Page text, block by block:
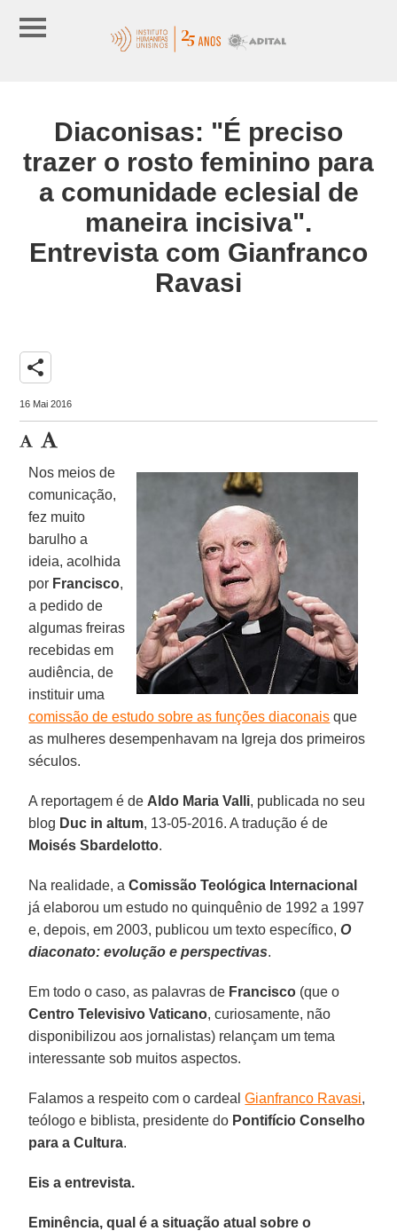
Diaconisas: "É preciso
trazer o rosto feminino para
a comunidade eclesial de
maneira incisiva".
Entrevista com Gianfranco
Ravasi
share
16 Mai 2016
Nos meios de
comunicação,
fez muito
barulho a
ideia, acolhida
por Francisco,
a pedido de
algumas freiras
recebidas em
audiência, de
instituir uma
comissão de estudo sobre as funções diaconais que
as mulheres desempenhavam na Igreja dos primeiros
séculos.
A reportagem é de Aldo Maria Valli, publicada no seu
blog Duc in altum, 13-05-2016. A tradução é de
Moisés Sbardelotto.
Na realidade, aComissão Teológica Internacional
já elaborou um estudo no quinquênio de 1992 a 1997
e, depois, em 2003, publicou um texto específico,O
diaconato: evolução e perspectivas.
Em todo o caso, as palavras de Francisco (que o
Centro Televisivo Vaticano, curiosamente, não
disponibilizou aos jornalistas) relançam um tema
interessante sob muitos aspectos.
Falamos a respeito com o cardealGianfranco Ravasi,
teólogo e biblista, presidente do Pontifício Conselho
para a Cultura.
Eis a entrevista.
Eminência, qual é a situação atual sobre o